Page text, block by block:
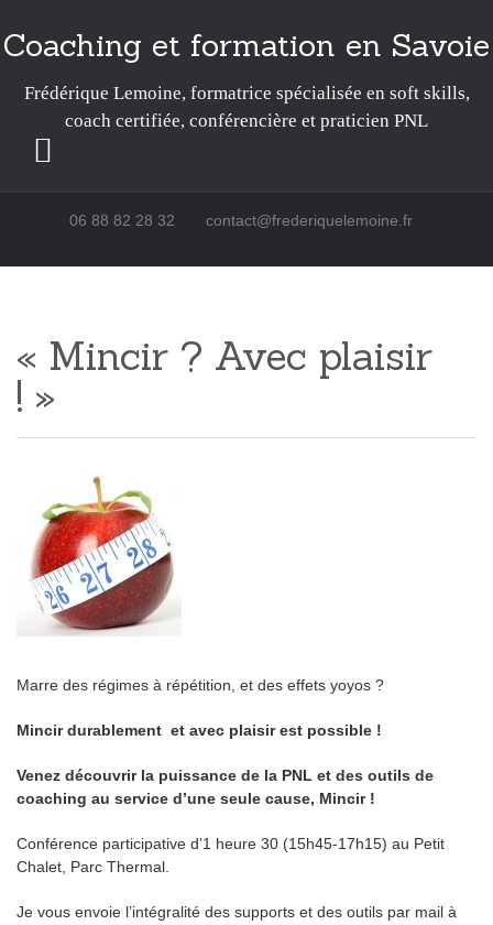
Coaching et formation en Savoie
Frédérique Lemoine, formatrice spécialisée en soft skills,
coach certifiée, conférencière et praticien PNL
06 88 82 28 32
contact@frederiquelemoine.fr
« Mincir ? Avec plaisir
! »
Marre des régimes à répétition, et des effets yoyos ?
Mincir durablement et avec plaisir est possible !
Venez découvrir la puissance de la PNL et des outils de
coaching au service d’une seule cause, Mincir !
Conférence participative d’1 heure 30 (15h45-17h15) au Petit
Chalet, Parc Thermal.
Je vous envoie l’intégralité des supports et des outils par mail à